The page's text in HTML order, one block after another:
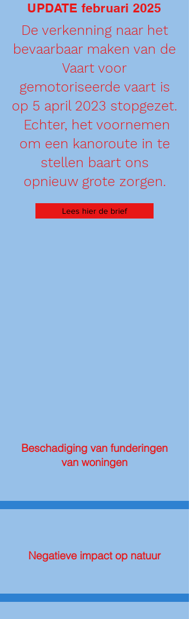
UPDATE februari 2025
De verkenning naar het
bevaarbaar maken van de
Vaart voor
gemotoriseerde vaart is
op 5 april 2023 stopgezet.
Echter, het voornemen
om een kanoroute in te
stellen baart ons
opnieuw grote zorgen.
Lees hier de brief
Beschadiging van funderingen
van woningen
Negatieve impact op natuur